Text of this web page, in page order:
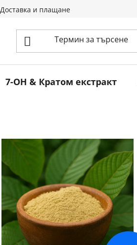
Доставка и плащане
7-OH & Кратом екстракт